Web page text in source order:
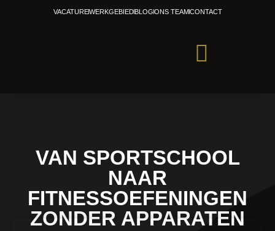
VACATUREWERKGEBIEDBLOGONS TEAMCONTACT
VAN SPORTSCHOOL
NAAR
FITNESSOEFENINGEN
ZONDER APPARATEN